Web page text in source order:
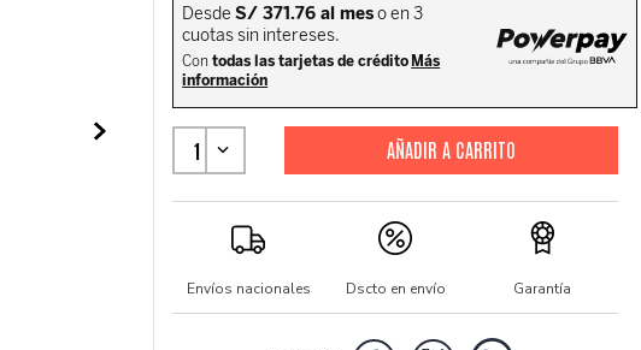
1
Envíos nacionales Dscto en envío Garantía